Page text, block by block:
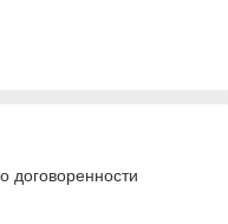
договоренности